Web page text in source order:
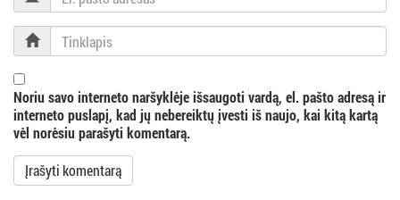
i
j
a
pašto
adresas
Tinklapis
Noriu savo interneto naršyklėje išsaugoti vardą, el. pašto adresą ir
interneto puslapį, kad jų nebereiktų įvesti iš naujo, kai kitą kartą
vėl norėsiu parašyti komentarą.